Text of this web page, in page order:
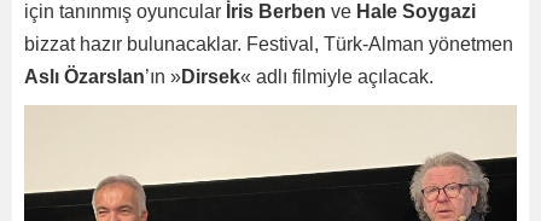
için tanınmış oyuncular İris Berben ve Hale Soygazi
bizzat hazır bulunacaklar. Festival, Türk-Alman yönetmen
Aslı Özarslan’ın »Dirsek« adlı filmiyle açılacak.